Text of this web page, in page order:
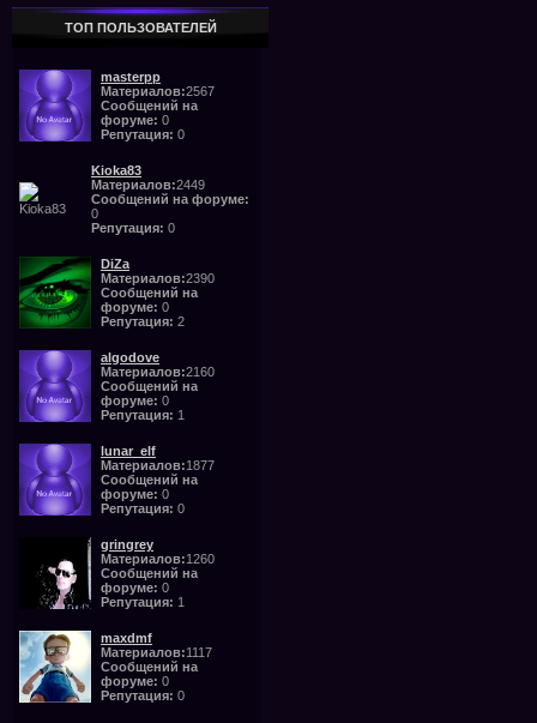
ТОП ПОЛЬЗОВАТЕЛЕЙ
masterpp
Материалов:2567
Сообщений на
форуме: 0
Репутация: 0
Kioka83
Материалов:2449
Сообщений на форуме:
0
Репутация: 0
DiZa
Материалов:2390
Сообщений на
форуме: 0
Репутация: 2
algodove
Материалов:2160
Сообщений на
форуме: 0
Репутация: 1
lunar_elf
Материалов:1877
Сообщений на
форуме: 0
Репутация: 0
gringrey
Материалов:1260
Сообщений на
форуме: 0
Репутация: 1
maxdmf
Материалов:1117
Сообщений на
форуме: 0
Репутация: 0